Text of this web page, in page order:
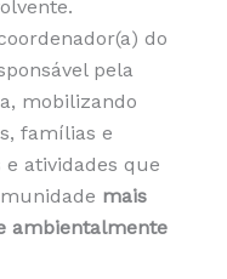
do
pela
mobilizando
famílias e
atividades que
mais
ambientalmente